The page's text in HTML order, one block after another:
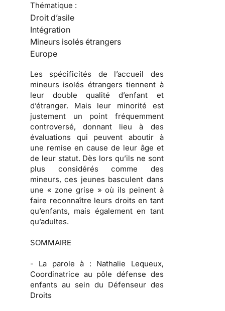
Thématique :
Droit d’asile
Intégration
Mineurs isolés étrangers
Europe
Les spécificités de l’accueil des
mineurs isolés étrangers tiennent à
leur double qualité d’enfant et
d’étranger. Mais leur minorité est
justement un point fréquemment
controversé, donnant lieu à des
évaluations qui peuvent aboutir à
une remise en cause de leur âge et
de leur statut. Dès lors qu’ils ne sont
plus considérés comme des
mineurs, ces jeunes basculent dans
une « zone grise » où ils peinent à
faire reconnaître leurs droits en tant
qu’enfants, mais également en tant
qu’adultes.
SOMMAIRE
- La parole à : Nathalie Lequeux,
Coordinatrice au pôle défense des
enfants au sein du Défenseur des
Droits